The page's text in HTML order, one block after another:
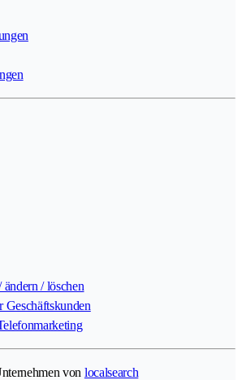
ändern / löschen
Geschäftskunden
von localsearch